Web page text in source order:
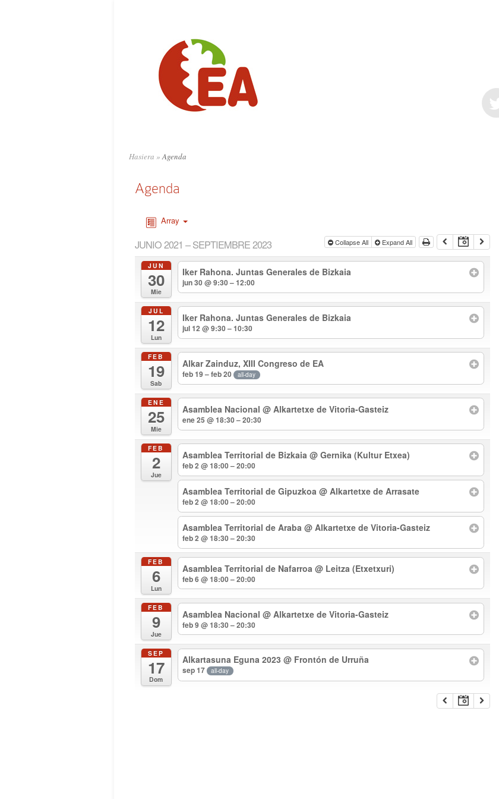
Hasiera »Agenda
Agenda
Array
JUNIO 2021 – SEPTIEMBRE 2023 Collapse All Expand All
JUN
30
Mie
Iker Rahona. Juntas Generales de Bizkaia
jun 30 @ 9:30 – 12:00
JUL
12
Lun
Iker Rahona. Juntas Generales de Bizkaia
jul 12 @ 9:30 – 10:30
FEB
19
Sab
Alkar Zainduz, XIII Congreso de EA
feb 19 – feb 20 all-day
ENE
25
Mie
Asamblea Nacional@ Alkartetxe de Vitoria-Gasteiz
ene 25 @ 18:30 – 20:30
FEB
2
Jue
Asamblea Territorial de Bizkaia@ Gernika (Kultur Etxea)
feb 2 @ 18:00 – 20:00
Asamblea Territorial de Gipuzkoa@ Alkartetxe de Arrasate
feb 2 @ 18:00 – 20:00
Asamblea Territorial de Araba@ Alkartetxe de Vitoria-Gasteiz
feb 2 @ 18:30 – 20:30
FEB
6
Lun
Asamblea Territorial de Nafarroa@ Leitza (Etxetxuri)
feb 6 @ 18:00 – 20:00
FEB
9
Jue
Asamblea Nacional@ Alkartetxe de Vitoria-Gasteiz
feb 9 @ 18:30 – 20:30
SEP
17
Dom
Alkartasuna Eguna 2023@ Frontón de Urruña
sep 17 all-day